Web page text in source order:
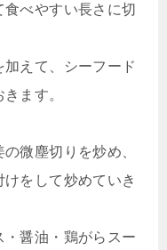
べやすい長さに切
えて、シーフード
ます。
微塵切りを炒め、
をして炒めていき
醤油・鶏がらスー